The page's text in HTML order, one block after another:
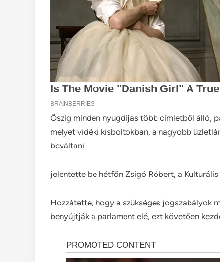
Őszig minden nyugdíjas több címletből álló,
melyet vidéki kisboltokban, a nagyobb
beváltani –
jelentette be hétfőn Zsigó Róbert, a
Hozzátette, hogy a szükséges jogszabályok
benyújtják a parlament elé, ezt követően